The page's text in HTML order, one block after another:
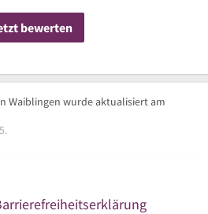
bewerten
Waiblingen wurde aktualisiert am